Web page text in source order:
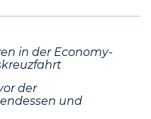
in der Economy-
der
und